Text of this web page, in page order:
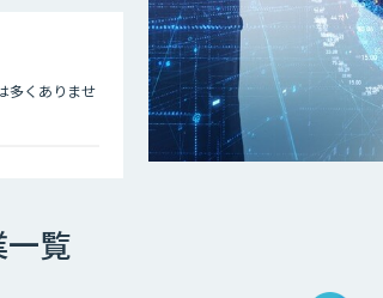
多くありませ
覧